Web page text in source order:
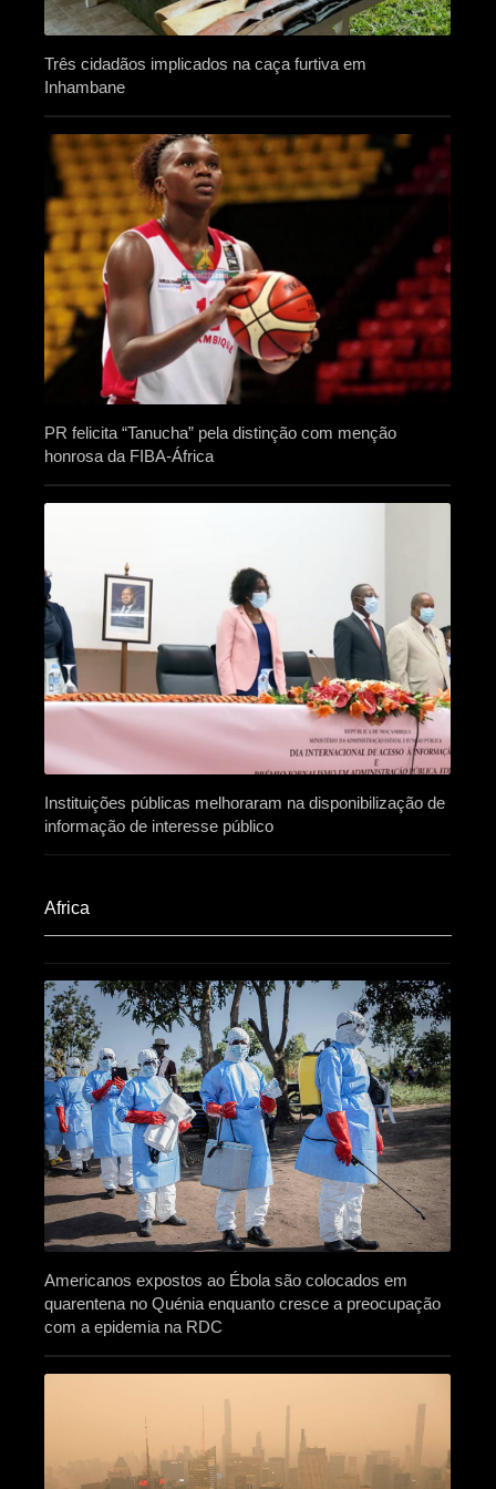
Três cidadãos implicados na caça furtiva em
Inhambane
PR felicita “Tanucha” pela distinção com menção
honrosa da FIBA-África
Instituições públicas melhoraram na disponibilização de
informação de interesse público
Africa​
Americanos expostos ao Ébola são colocados em
quarentena no Quénia enquanto cresce a preocupação
com a epidemia na RDC